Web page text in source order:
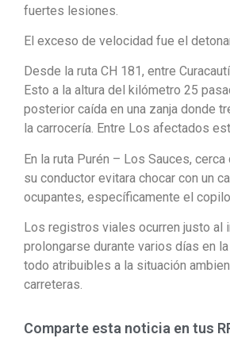
fuertes lesiones.
El exceso de velocidad fue el
Desde la ruta CH 181, entre
Esto a la altura del kilómetro 25
posterior caída en una zanja donde
la carrocería. Entre Los afectados
En la ruta Purén – Los Sauces,
su conductor evitara chocar con un
ocupantes, específicamente el
Los registros viales ocurren justo al
prolongarse durante varios días en
todo atribuibles a la situación
carreteras.
Comparte esta noticia en tus